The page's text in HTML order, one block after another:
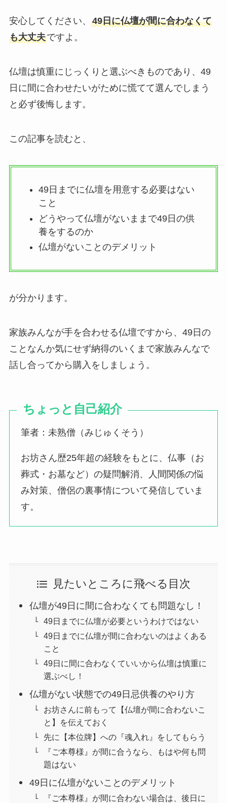
安心してください、 49日に仏壇が間に合わなくて
も大丈夫ですよ。
仏壇は慎重にじっくりと選ぶべきものであり、49
日に間に合わせたいがために慌てて選んでしまう
と必ず後悔します。
この記事を読むと、
49日までに仏壇を用意する必要はない
こと
どうやって仏壇がないままで49日の供
養をするのか
仏壇がないことのデメリット
が分かります。
家族みんなが手を合わせる仏壇ですから、49日の
ことなんか気にせず納得のいくまで家族みんなで
話し合ってから購入をしましょう。
ちょっと自己紹介
筆者：未熟僧（みじゅくそう）
お坊さん歴25年超の経験をもとに、仏事（お
葬式・お墓など）の疑問解消、人間関係の悩
み対策、僧侶の裏事情について発信していま
す。
見たいところに飛べる目次
仏壇が49日に間に合わなくても問題なし！
49日までに仏壇が必要というわけではない
49日までに仏壇が間に合わないのはよくある
こと
49日に間に合わなくていいから仏壇は慎重に
選ぶべし！
仏壇がない状態での49日忌供養のやり方
お坊さんに前もって【仏壇が間に合わないこ
と】を伝えておく
先に【本位牌】への『魂入れ』をしてもらう
『ご本尊様』が間に合うなら、もはや何も問
題はない
49日に仏壇がないことのデメリット
『ご本尊様』が間に合わない場合は、後日に